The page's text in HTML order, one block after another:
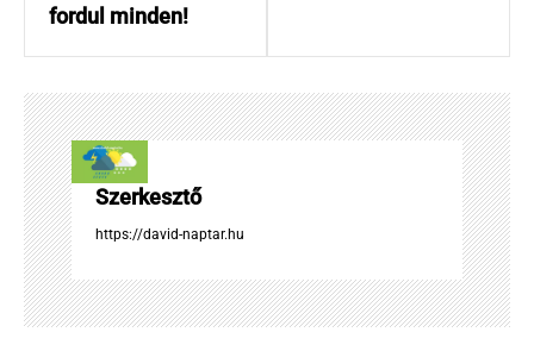
é
s
n
a
v
i
g
á
c
fordul minden!
Szerkesztő
https://david-naptar.hu